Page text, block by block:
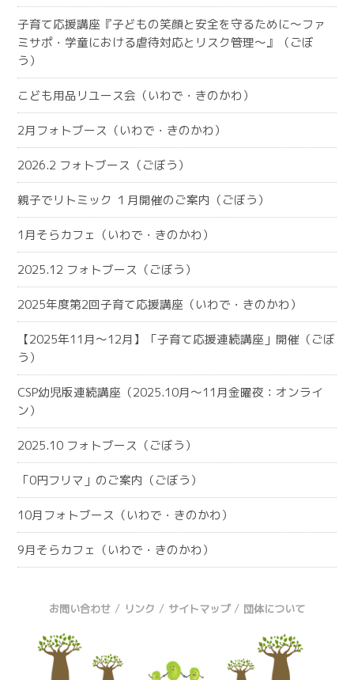
子育て応援講座『子どもの笑顔と安全を守るために～ファ
ミサポ・学童における虐待対応とリスク管理～』（ごぼ
う）
こども用品リユース会（いわで・きのかわ）
2月フォトブース（いわで・きのかわ）
2026.2 フォトブース（ごぼう）
親子でリトミック １月開催のご案内（ごぼう）
1月そらカフェ（いわで・きのかわ）
2025.12 フォトブース（ごぼう）
2025年度第2回子育て応援講座（いわで・きのかわ）
【2025年11月～12月】「子育て応援連続講座」開催（ごぼ
う）
CSP幼児版連続講座（2025.10月～11月金曜夜：オンライ
ン）
2025.10 フォトブース（ごぼう）
「0円フリマ」のご案内（ごぼう）
10月フォトブース（いわで・きのかわ）
9月そらカフェ（いわで・きのかわ）
お問い合わせ / リンク / サイトマップ / 団体について